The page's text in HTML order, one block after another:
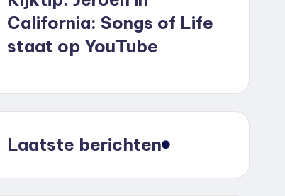
California: Songs of Life
staat op YouTube
Laatste berichten